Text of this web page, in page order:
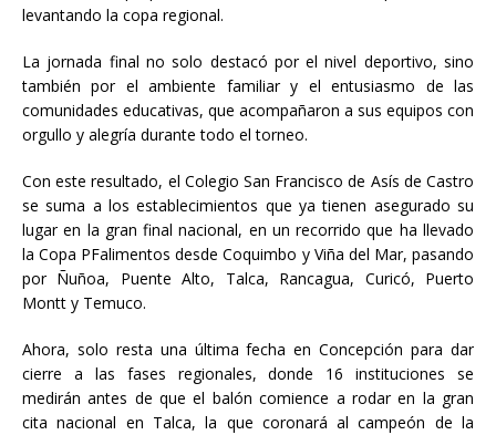
levantando la copa regional.
La jornada final no solo destacó por el nivel deportivo, sino
también por el ambiente familiar y el entusiasmo de las
comunidades educativas, que acompañaron a sus equipos con
orgullo y alegría durante todo el torneo.
Con este resultado, el Colegio San Francisco de Asís de Castro
se suma a los establecimientos que ya tienen asegurado su
lugar en la gran final nacional, en un recorrido que ha llevado
la Copa PFalimentos desde Coquimbo y Viña del Mar, pasando
por Ñuñoa, Puente Alto, Talca, Rancagua, Curicó, Puerto
Montt y Temuco.
Ahora, solo resta una última fecha en Concepción para dar
cierre a las fases regionales, donde 16 instituciones se
medirán antes de que el balón comience a rodar en la gran
cita nacional en Talca, la que coronará al campeón de la